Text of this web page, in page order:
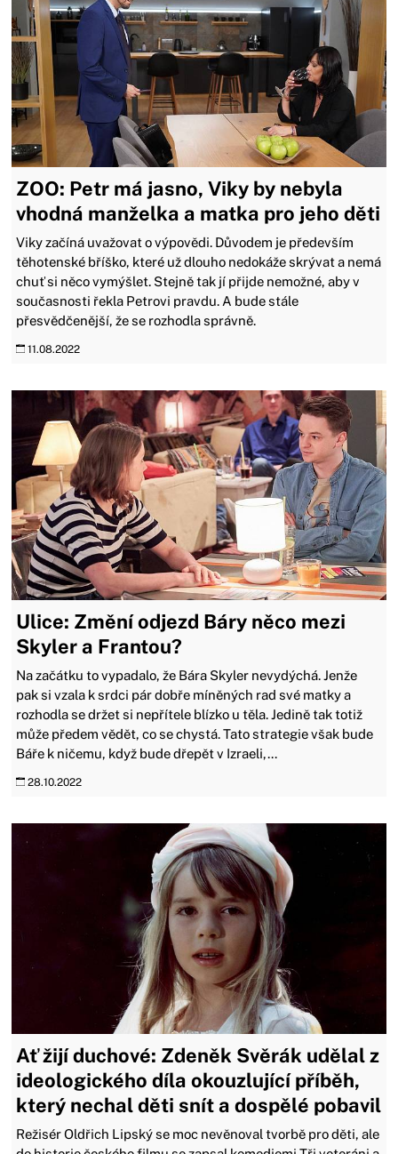
ZOO: Petr má jasno, Viky by nebyla
vhodná manželka a matka pro jeho děti
Viky začíná uvažovat o výpovědi. Důvodem je především
těhotenské bříško, které už dlouho nedokáže skrývat a nemá
chuť si něco vymýšlet. Stejně tak jí přijde nemožné, aby v
současnosti řekla Petrovi pravdu. A bude stále
přesvědčenější, že se rozhodla správně.
11.08.2022
Ulice: Změní odjezd Báry něco mezi
Skyler a Frantou?
Na začátku to vypadalo, že Bára Skyler nevydýchá. Jenže
pak si vzala k srdci pár dobře míněných rad své matky a
rozhodla se držet si nepřítele blízko u těla. Jedině tak totiž
může předem vědět, co se chystá. Tato strategie však bude
Báře k ničemu, když bude dřepět v Izraeli,...
28.10.2022
Ať žijí duchové: Zdeněk Svěrák udělal z
ideologického díla okouzlující příběh,
který nechal děti snít a dospělé pobavil
Režisér Oldřich Lipský se moc nevěnoval tvorbě pro děti, ale